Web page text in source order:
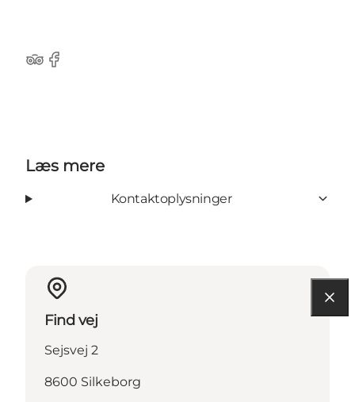
TripAdvisor
Facebook
Læs mere
Kontaktoplysninger
Find vej
Sejsvej 2
8600 Silkeborg